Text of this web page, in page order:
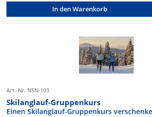
In den Warenkorb
Art.-Nr. NSN-103
Skilanglauf-Gruppenkurs
Einen Skilanglauf-Gruppenkurs